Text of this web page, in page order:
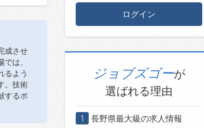
成させ
は、
るよう
。技術
するポ
ログイン
ジョブズゴーが
選ばれる理由
1
長野県最大級の求人情報